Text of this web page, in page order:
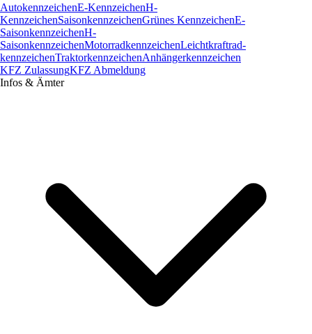
AutokennzeichenE-KennzeichenH-
KennzeichenSaisonkennzeichenGrünes KennzeichenE-
SaisonkennzeichenH-
SaisonkennzeichenMotorradkennzeichenLeichtkraftrad­
kennzeichenTraktorkennzeichenAnhängerkennzeichen
KFZ ZulassungKFZ Abmeldung
Infos & Ämter